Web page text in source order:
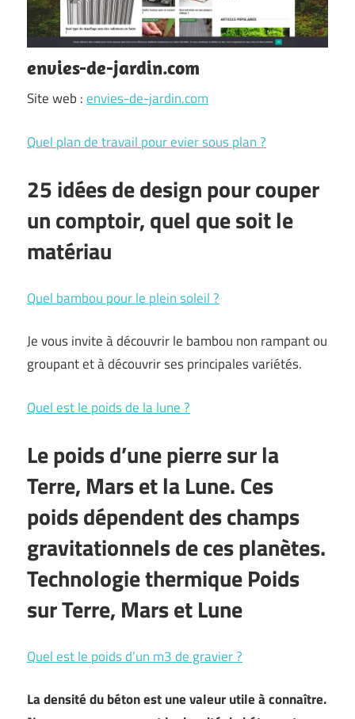
envies-de-jardin.com
Site web :envies-de-jardin.com
Quel plan de travail pour evier sous plan ?
25 idées de design pour couper
un comptoir, quel que soit le
matériau
Quel bambou pour le plein soleil ?
Je vous invite à découvrir le bambou non rampant ou
groupant et à découvrir ses principales variétés.
Quel est le poids de la lune ?
Le poids d’une pierre sur la
Terre, Mars et la Lune. Ces
poids dépendent des champs
gravitationnels de ces planètes.
Technologie thermique Poids
sur Terre, Mars et Lune
Quel est le poids d’un m3 de gravier ?
La densité du béton est une valeur utile à connaître.